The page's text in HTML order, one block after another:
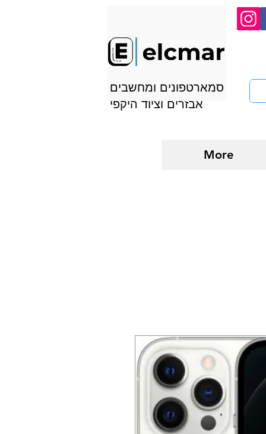
סמארטפונים ומחשבים
אבזרים וציוד היקפי
More